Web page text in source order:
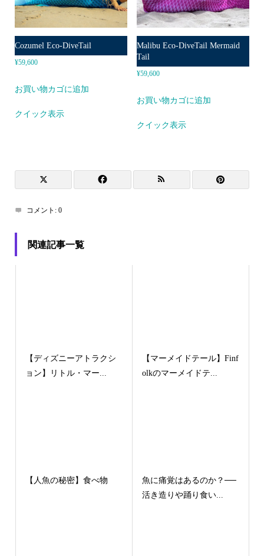
Cozumel Eco-DiveTail
¥59,600
お買い物カゴに追加
クイック表示
Malibu Eco-DiveTail Mermaid
Tail
¥59,600
お買い物カゴに追加
クイック表示
コメント: 0
関連記事一覧
【ディズニーアトラクシ
ョン】リトル・マー...
【マーメイドテール】Finf
olkのマーメイドテ...
【人魚の秘密】食べ物
魚に痛覚はあるのか？──
活き造りや踊り食い...